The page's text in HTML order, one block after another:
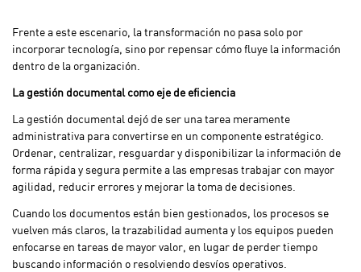
Frente a este escenario, la transformación no pasa solo por
incorporar tecnología, sino por repensar cómo fluye la información
dentro de la organización.
La gestión documental como eje de eficiencia
La gestión documental dejó de ser una tarea meramente
administrativa para convertirse en un componente estratégico.
Ordenar, centralizar, resguardar y disponibilizar la información de
forma rápida y segura permite a las empresas trabajar con mayor
agilidad, reducir errores y mejorar la toma de decisiones.
Cuando los documentos están bien gestionados, los procesos se
vuelven más claros, la trazabilidad aumenta y los equipos pueden
enfocarse en tareas de mayor valor, en lugar de perder tiempo
buscando información o resolviendo desvíos operativos.